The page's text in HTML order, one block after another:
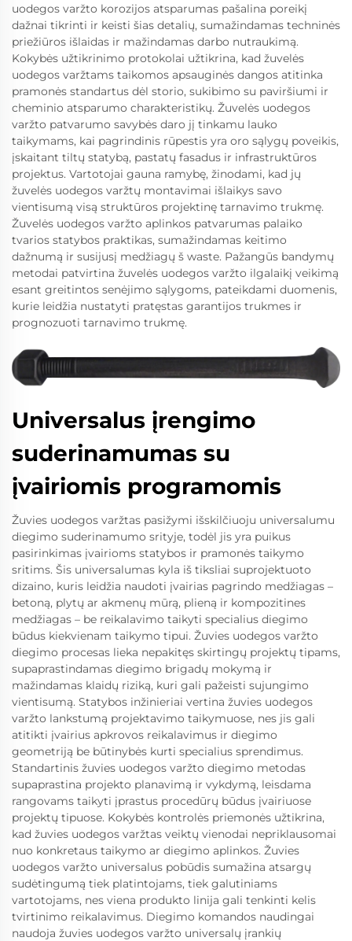
uodegos varžto korozijos atsparumas pašalina poreikį
dažnai tikrinti ir keisti šias detalių, sumažindamas techninės
priežiūros išlaidas ir mažindamas darbo nutraukimą.
Kokybės užtikrinimo protokolai užtikrina, kad žuvelės
uodegos varžtams taikomos apsauginės dangos atitinka
pramonės standartus dėl storio, sukibimo su paviršiumi ir
cheminio atsparumo charakteristikų. Žuvelės uodegos
varžto patvarumo savybės daro jį tinkamu lauko
taikymams, kai pagrindinis rūpestis yra oro sąlygų poveikis,
įskaitant tiltų statybą, pastatų fasadus ir infrastruktūros
projektus. Vartotojai gauna ramybę, žinodami, kad jų
žuvelės uodegos varžtų montavimai išlaikys savo
vientisumą visą struktūros projektinę tarnavimo trukmę.
Žuvelės uodegos varžto aplinkos patvarumas palaiko
tvarios statybos praktikas, sumažindamas keitimo
dažnumą ir susijusį medžiagų š waste. Pažangūs bandymų
metodai patvirtina žuvelės uodegos varžto ilgalaikį veikimą
esant greitintos senėjimo sąlygoms, pateikdami duomenis,
kurie leidžia nustatyti pratęstas garantijos trukmes ir
prognozuoti tarnavimo trukmę.
Universalus įrengimo
suderinamumas su
įvairiomis programomis
Žuvies uodegos varžtas pasižymi išskilčiuoju universalumu
diegimo suderinamumo srityje, todėl jis yra puikus
pasirinkimas įvairioms statybos ir pramonės taikymo
sritims. Šis universalumas kyla iš tiksliai suprojektuoto
dizaino, kuris leidžia naudoti įvairias pagrindo medžiagas –
betoną, plytų ar akmenų mūrą, plieną ir kompozitines
medžiagas – be reikalavimo taikyti specialius diegimo
būdus kiekvienam taikymo tipui. Žuvies uodegos varžto
diegimo procesas lieka nepakitęs skirtingų projektų tipams,
supaprastindamas diegimo brigadų mokymą ir
mažindamas klaidų riziką, kuri gali pažeisti sujungimo
vientisumą. Statybos inžinieriai vertina žuvies uodegos
varžto lankstumą projektavimo taikymuose, nes jis gali
atitikti įvairius apkrovos reikalavimus ir diegimo
geometriją be būtinybės kurti specialius sprendimus.
Standartinis žuvies uodegos varžto diegimo metodas
supaprastina projekto planavimą ir vykdymą, leisdama
rangovams taikyti įprastus procedūrų būdus įvairiuose
projektų tipuose. Kokybės kontrolės priemonės užtikrina,
kad žuvies uodegos varžtas veiktų vienodai nepriklausomai
nuo konkretaus taikymo ar diegimo aplinkos. Žuvies
uodegos varžto universalus pobūdis sumažina atsargų
sudėtingumą tiek platintojams, tiek galutiniams
vartotojams, nes viena produkto linija gali tenkinti kelis
tvirtinimo reikalavimus. Diegimo komandos naudingai
naudoja žuvies uodegos varžto universalų įrankių